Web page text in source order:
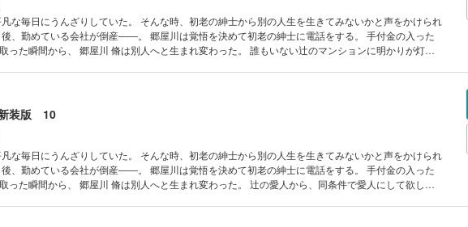
な毎日にうんざりしていた。 そんな時、初老の紳士から別の人生を生きてみないかと声をかけられ
、勤めている会社が倒産――。 郷屋川は覚悟を決めて初老の紳士に電話をする。 手付金の入った
から、 郷屋川 脩は別人へと生まれ変わった。 誰もいない辻のマンションに明かりが灯っ
は美しい女子大生と鉢合せる。 彼女は辻の愛人で、辻が死んだことさえ知らなかった――。 【目
怖 第60話 謎 第61話 声 第62話 声の女 第63話 若い女 第64話 愛人 第65話 再会 第66話
装版 10
な毎日にうんざりしていた。 そんな時、初老の紳士から別の人生を生きてみないかと声をかけられ
、勤めている会社が倒産――。 郷屋川は覚悟を決めて初老の紳士に電話をする。 手付金の入った
から、 郷屋川 脩は別人へと生まれ変わった。 辻の愛人から、同条件で愛人にして欲しい